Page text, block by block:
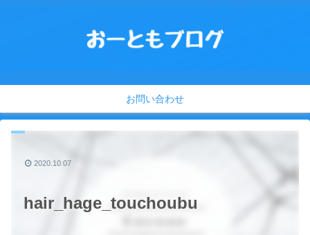
お問い合わせ
hair_hage_touchoubu
2020.10.07